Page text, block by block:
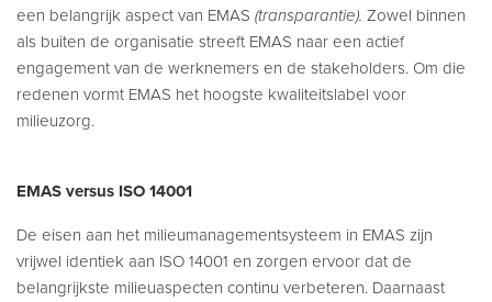
een belangrijk aspect van EMAS (transparantie). Zowel binnen
als buiten de organisatie streeft EMAS naar een actief
engagement van de werknemers en de stakeholders. Om die
redenen vormt EMAS het hoogste kwaliteitslabel voor
milieuzorg.
EMAS versus ISO 14001
De eisen aan het milieumanagementsysteem in EMAS zijn
vrijwel identiek aan ISO 14001 en zorgen ervoor dat de
belangrijkste milieuaspecten continu verbeteren. Daarnaast